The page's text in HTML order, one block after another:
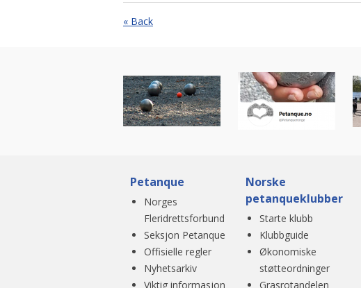
« Back
Petanque
Norges
Fleridrettsforbund
Seksjon Petanque
Offisielle regler
Nyhetsarkiv
Viktig informasjon
Norske
petanqueklubber
Starte klubb
Klubbguide
Økonomiske
støtteordninger
Grasrotandelen